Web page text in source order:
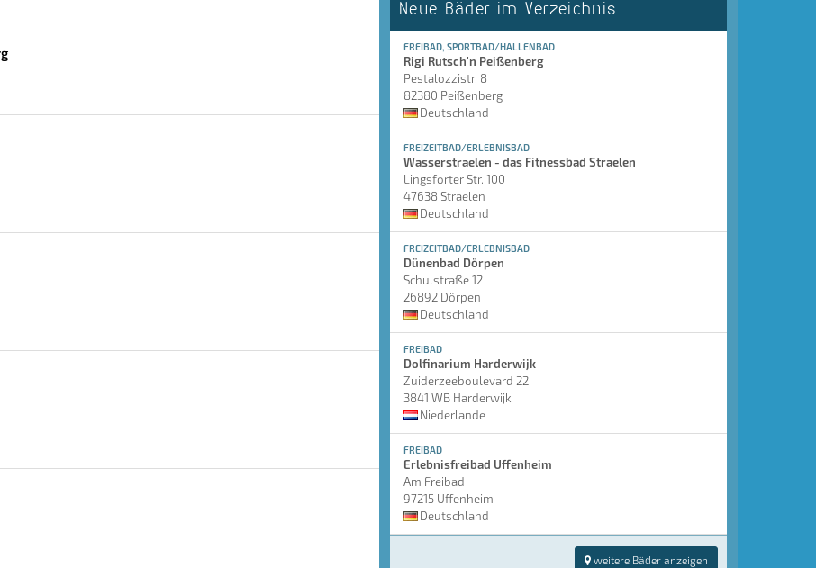
Neue Bäder im Verzeichnis
FREIBAD, SPORTBAD/HALLENBAD
Rigi Rutsch'n Peißenberg
Pestalozzistr. 8
82380 Peißenberg
Deutschland
FREIZEITBAD/ERLEBNISBAD
Wasserstraelen - das Fitnessbad Straelen
Lingsforter Str. 100
47638 Straelen
Deutschland
FREIZEITBAD/ERLEBNISBAD
Dünenbad Dörpen
Schulstraße 12
26892 Dörpen
Deutschland
FREIBAD
Dolfinarium Harderwijk
Zuiderzeeboulevard 22
3841 WB Harderwijk
Niederlande
FREIBAD
Erlebnisfreibad Uffenheim
Am Freibad
97215 Uffenheim
Deutschland
weitere Bäder anzeigen